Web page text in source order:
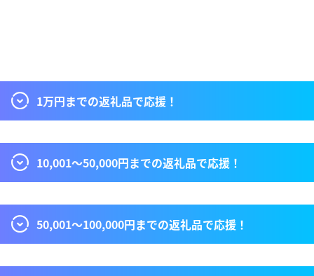
1万円までの返礼品で応援！
10,001〜50,000円までの返礼品で応援！
50,001〜100,000円までの返礼品で応援！